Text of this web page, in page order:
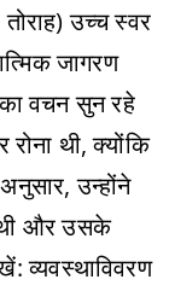
उच्च स्वर
जागरण
वचन सुन रहे
थी, क्योंकि
उन्होंने
थी और उसके
व्यवस्थाविवरण